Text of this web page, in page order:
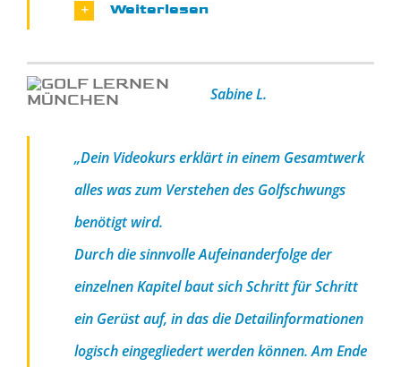
Weiterlesen
Sabine L.
„Dein Videokurs erklärt in einem Gesamtwerk
alles was zum Verstehen des Golfschwungs
benötigt wird.
Durch die sinnvolle Aufeinanderfolge der
einzelnen Kapitel baut sich Schritt für Schritt
ein Gerüst auf, in das die Detailinformationen
logisch eingegliedert werden können. Am Ende